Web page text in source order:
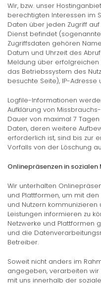
Wir, bzw. unser
berechtigten Interessen im
Daten über jeden Zugriff
Dienst befindet
Zugriffsdaten gehören
Datum und Uhrzeit des
Meldung über erfolgreichen
das Betriebssystem des
besuchte Seite), IP-
Logfile-Informationen
Aufklärung von
Dauer von maximal 7
Daten, deren weitere
erforderlich ist, sind bis zur
Vorfalls von der Löschung
Onlinepräsenzen in sozialen
Wir unterhalten
und Plattformen, um mit
und Nutzern
Leistungen informieren zu
Netzwerke und Plattformen
und die
Betreiber.
Soweit nicht anders im
angegeben, verarbeiten
mit uns innerhalb der